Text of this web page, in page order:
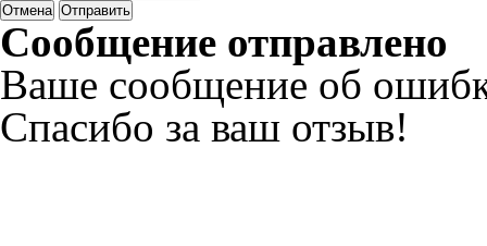
Отмена Отправить
Сообщение отправлено
Ваше сообщение об
Спасибо за ваш отзыв!